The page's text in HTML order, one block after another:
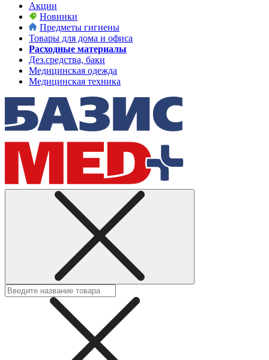
Акции
Новинки
Предметы гигиены
Товары для дома и офиса
Расходные материалы
Дез.средства, баки
Медицинская одежда
Медицинская техника